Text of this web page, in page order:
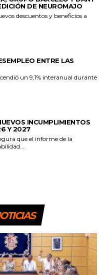
DE NEUROMAJO
descuentos y beneficios a
ENTRE LAS
un 9,1% interanual durante
INCUMPLIMIENTOS
Y 2027
que el informe de la